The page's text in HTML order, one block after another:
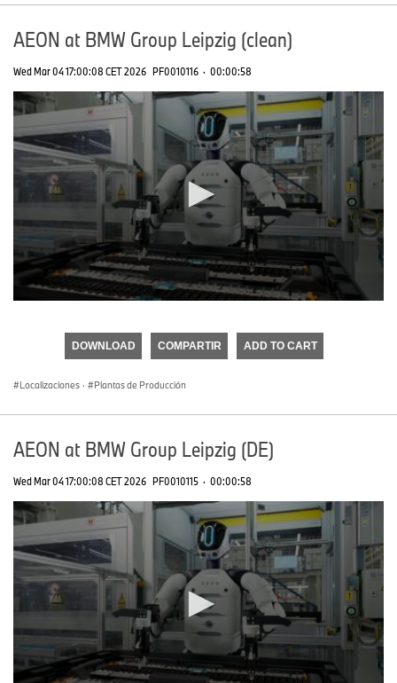
AEON at BMW Group Leipzig (clean)
Wed Mar 04 17:00:08 CET 2026 PF0010116 · 00:00:58
seconds
DOWNLOAD COMPARTIR ADD TO CART
Localizaciones · Plantas de Producción
AEON at BMW Group Leipzig (DE)
Wed Mar 04 17:00:08 CET 2026 PF0010115 · 00:00:58